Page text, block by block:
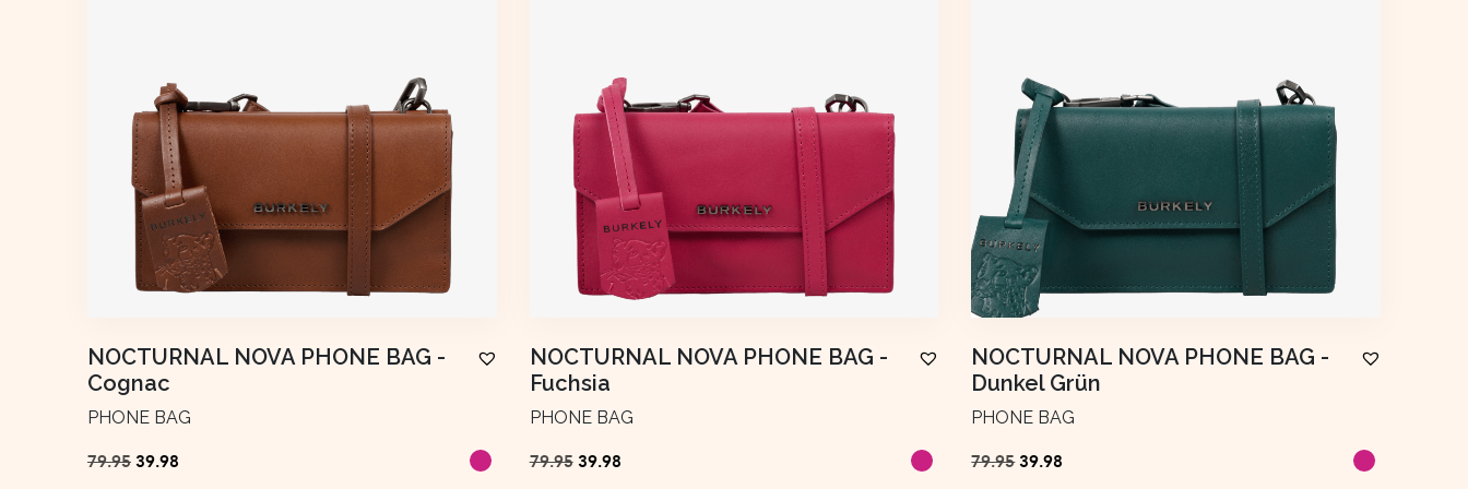
NOCTURNAL NOVA PHONE BAG -
Cognac
PHONE BAG
79.95 Ursprünglicher
39.98
NOCTURNAL NOVA PHONE BAG -
Fuchsia
PHONE BAG
79.95 Ursprünglicher
39.98Aktueller
NOCTURNAL NOVA PHONE BAG -
Dunkel Grün
PHONE BAG
79.95Ursprünglicher
39.98